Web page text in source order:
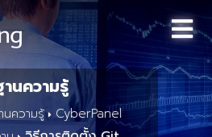
านความรู้
นความรู้
CyberPanel